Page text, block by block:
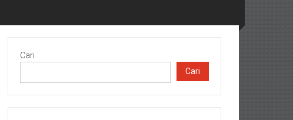
Cari
Cari